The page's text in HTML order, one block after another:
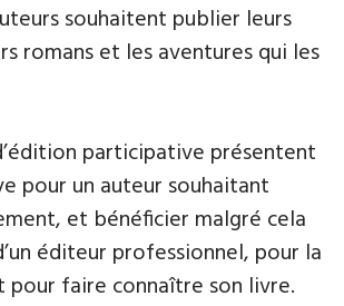
souhaitent publier leurs
​romans et les aventures qui les
participative présentent
pour un auteur souhaitant
et bénéficier malgré cela
éditeur professionnel, pour la
faire connaître son livre.